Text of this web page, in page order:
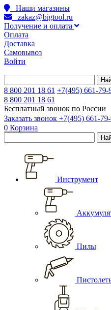
Наши магазины
zakaz@bigtool.ru
Получение и оплата
Оплата
Доставка
Самовывоз
Войти
8 800 201 18 61 +7(495) 661-79-
8 800 201 18 61
Бесплатный звонок по России
Заказать звонок +7(495) 661-
0 Корзина
Инструмент
Пилы